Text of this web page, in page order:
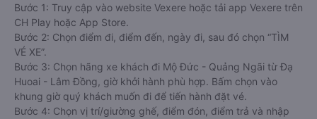
Bước 1: Truy cập vào website Vexere hoặc tải app Vexere trên
CH Play hoặc App Store.
Bước 2: Chọn điểm đi, điểm đến, ngày đi, sau đó chọn “TÌM
VÉ XE”.
Bước 3: Chọn hãng xe khách đi Mộ Đức - Quảng Ngãi từ Đạ
Huoai - Lâm Đồng, giờ khởi hành phù hợp. Bấm chọn vào
khung giờ quý khách muốn đi để tiến hành đặt vé.
Bước 4: Chọn vị trí/giường ghế, điểm đón, điểm trả và nhập